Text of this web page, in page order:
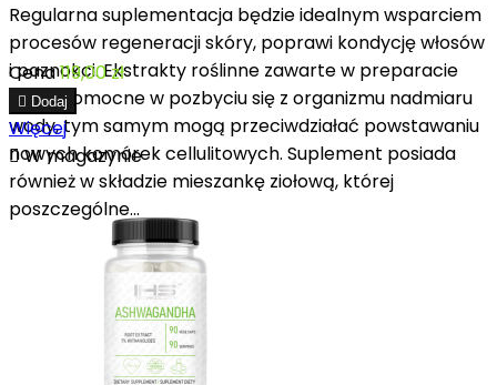
Regularna suplementacja będzie idealnym wsparciem
procesów regeneracji skóry, poprawi kondycję włosów
i paznokci. Ekstrakty roślinne zawarte w preparacie
będą pomocne w pozbyciu się z organizmu nadmiaru
wody, tym samym mogą przeciwdziałać powstawaniu
nowych komórek cellulitowych. Suplement posiada
również w składzie mieszankę ziołową, której
poszczególne...
Cena119,00 zł
 Dodaj
Więcej
W magazynie